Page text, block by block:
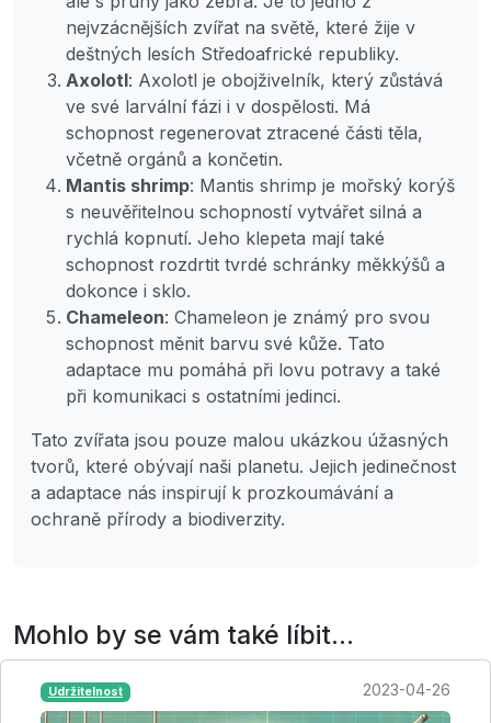
nejvzácnějších zvířat na světě, které žije v
deštných lesích Středoafrické republiky.
Axolotl: Axolotl je obojživelník, který zůstává
ve své larvální fázi i v dospělosti. Má
schopnost regenerovat ztracené části těla,
včetně orgánů a končetin.
Mantis shrimp: Mantis shrimp je mořský korýš
s neuvěřitelnou schopností vytvářet silná a
rychlá kopnutí. Jeho klepeta mají také
schopnost rozdrtit tvrdé schránky měkkýšů a
dokonce i sklo.
Chameleon: Chameleon je známý pro svou
schopnost měnit barvu své kůže. Tato
adaptace mu pomáhá při lovu potravy a také
při komunikaci s ostatními jedinci.
Tato zvířata jsou pouze malou ukázkou úžasných
tvorů, které obývají naši planetu. Jejich jedinečnost
a adaptace nás inspirují k prozkoumávání a
ochraně přírody a biodiverzity.
Mohlo by se vám také líbit...
Udržitelnost 2023-04-26